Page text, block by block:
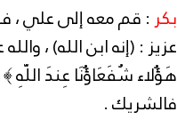
بكر: قم معه إلى علي ،
عزيز : (إنه ابن الله) ،
هَؤُلاء شُفَعَاؤُنَا عِندَ اللّهِ
فالشريك .